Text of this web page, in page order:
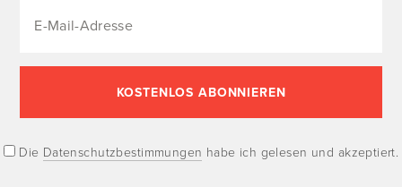
Die Datenschutzbestimmungen habe ich gelesen und akzeptiert.